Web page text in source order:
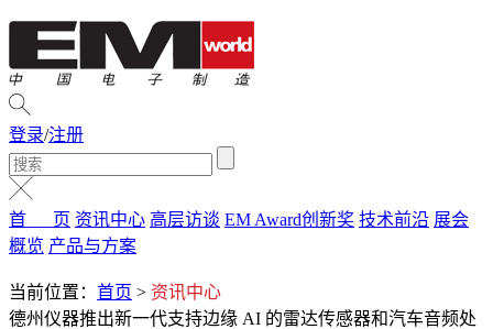
登录/注册
首 页 资讯中心 高层访谈 EM Award创新奖 技术前沿 展会
概览 产品与方案
当前位置： 首页 > 资讯中心
德州仪器推出新一代支持边缘 AI 的雷达传感器和汽车音频处